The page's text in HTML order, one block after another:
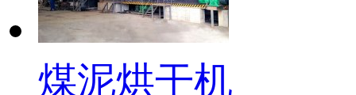
煤泥烘干机